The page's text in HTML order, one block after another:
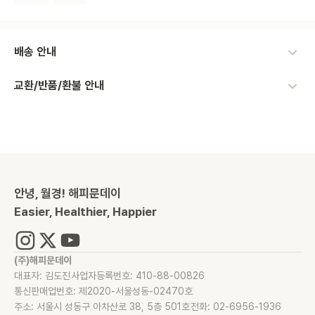
배송 안내
교환/반품/환불 안내
안녕, 월경! 해피문데이
Easier, Healthier, Happier
(주)해피문데이
대표자: 김도진사업자등록번호: 410-88-00826
통신판매업번호: 제2020-서울성동-02470호
주소: 서울시 성동구 아차산로 38, 5층 501호전화: 02-6956-1936